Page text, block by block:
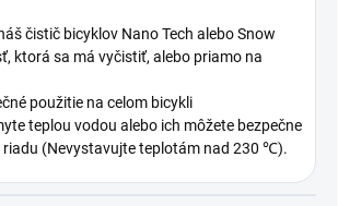
čistič bicyklov Nano Tech alebo Snow
ktorá sa má vyčistiť, alebo priamo na
použitie na celom bicykli
teplou vodou alebo ich môžete bezpečne
riadu (Nevystavujte teplotám nad 230 ℃).